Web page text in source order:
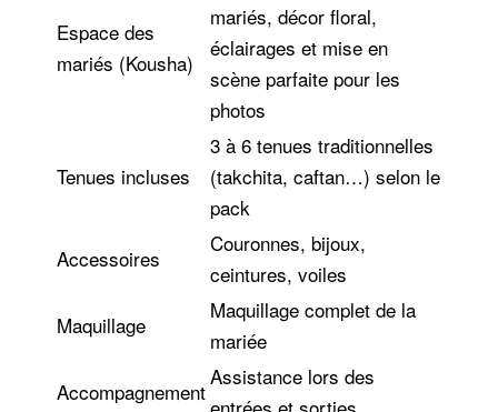
Espace des
mariés (Kousha)
mariés, décor floral,
éclairages et mise en
scène parfaite pour les
photos
Tenues incluses
3 à 6 tenues traditionnelles
(takchita, caftan…) selon le
pack
Accessoires
Couronnes, bijoux,
ceintures, voiles
Maquillage
Maquillage complet de la
mariée
Accompagnement
Assistance lors des